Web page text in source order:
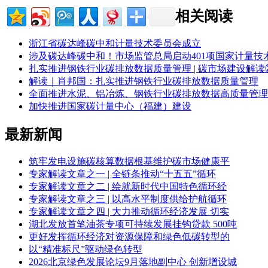
相关阅读
浙江省碳达峰碳中和计量技术委员会成立
涉及碳达峰碳中和！市场监管总局启动401项国家计量技
扎实推进钢铁行业碳排放数据质量管理 | 碳市场建设解读
解读｜肖邦国：扎实推进钢铁行业碳排放数据质量管理
全面推进水泥、铝冶炼、钢铁行业碳排放数据高质量管理
加快推进国家碳计量中心（福建）建设
最新新闻
筑牢发电设施碳核算数据根基维护碳市场健康平
专家解读文章之一 | 全链条推动“十五五”循环
专家解读文章之二 | 绘就新时代中国特色循环经
专家解读文章之三 | 以高水平制度供给护航循环
专家解读文章之四 | 大力推动循环经济发展 切实
湖北发放首笔油茶专项可持续发展挂钩贷款 500吨
更好发挥循环经济对资源保障和绿色低碳转型的
以“精准标尺”驱动绿色转型
2026北京绿色发展论坛9月落地副中心 创新增设城